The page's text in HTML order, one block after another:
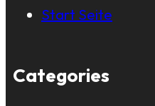
Start Seite
Categories